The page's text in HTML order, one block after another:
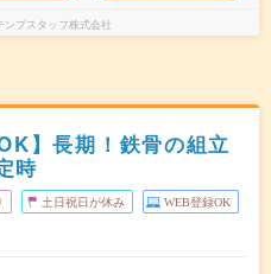
ンプスタッフ株式会社
】長期！鉄骨の組立
時
土日祝日が休み WEB登録OK